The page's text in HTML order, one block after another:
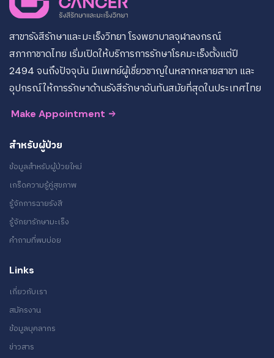
สาขารังสีรักษาและมะเร็งวิทยา โรงพยาบาลจุฬาลงกรณ์
สภากาชาดไทย เริ่มเปิดให้บริการการรักษาโรคมะเร็งตั้งแต่ปี
2494 จนถึงปัจจุบัน มีแพทย์ผู้เชี่ยวชาญในหลากหลายสาขา และ
อุปกรณ์ให้การรักษาด้านรังสีรักษาอันทันสมัยที่สุดในประเทศไทย
Make Appointment
สำหรับผู้ป่วย
ข้อมูลสำหรับผู้ป่วยใหม่
เกร็ดความรู้คู่สุขภาพ
รู้จักการฉายรังสี
รู้จักยารักษามะเร็ง
คำถามที่พบบ่อย
Links
เกี่ยวกับเรา
สมัครงาน
ข้อมูลบุคลากร
ข่าวสาร